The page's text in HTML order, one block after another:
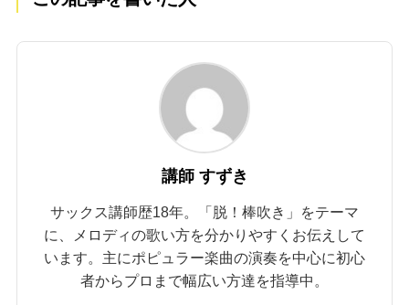
講師 すずき
サックス講師歴18年。「脱！棒吹き」をテーマ
に、メロディの歌い方を分かりやすくお伝えして
います。主にポピュラー楽曲の演奏を中心に初心
者からプロまで幅広い方達を指導中。